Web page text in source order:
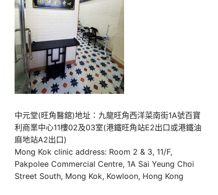
中元堂(旺角醫舘)地址：九龍旺角西洋菜南街1A號百寶
利商業中心11樓02及03室(港鐵旺角站E2出口或港鐵油
麻地站A2出口)
Mong Kok clinic address: Room 2 & 3, 11/F,
Pakpolee Commercial Centre, 1A Sai Yeung Choi
Street South, Mong Kok, Kowloon, Hong Kong